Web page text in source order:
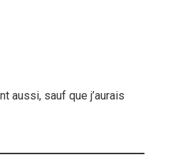
aussi, sauf que j’aurais